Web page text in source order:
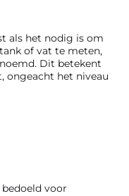
als het nodig is om
of vat te meten,
Dit betekent
ongeacht het niveau
voor